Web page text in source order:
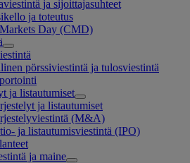
ja sijoittajasuhteet
ja toteutus
Day (CMD)
pörssiviestintä ja tulosviestintä
ja listautumiset
ja listautumiset
(M&A)
ja listautumisviestintä (IPO)
ja maine